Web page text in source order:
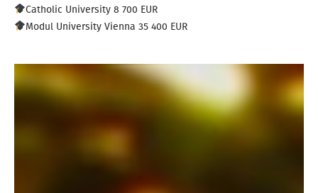
პარტნიორებთან კომუნიკაცია მომიწია, რამაც დამანახა,
რამდენად მაინტერესებს ლიდერობა, მენეჯმენტი და
Catholic University 8 700 EUR
Modul University Vienna 35 400 EUR